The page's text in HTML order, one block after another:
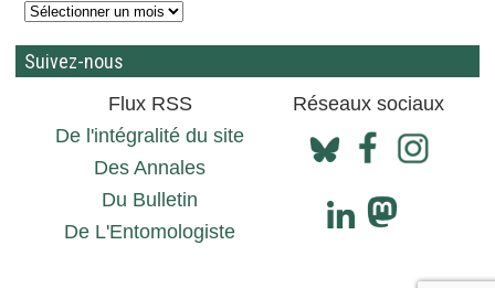
Suivez-nous
Flux RSS
Réseaux sociaux
De l'intégralité du site
Des Annales
Du Bulletin
De L'Entomologiste